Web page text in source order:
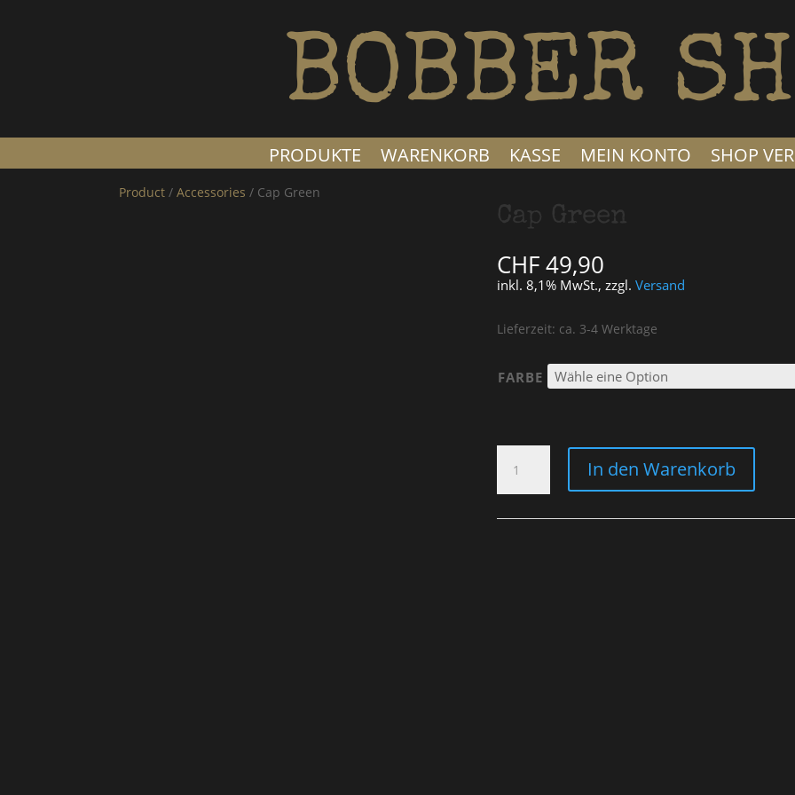
BOBBER
PRODUKTE WARENKORB KASSE MEIN KONTO SHOP
Product /Accessories / Cap Green
Cap Green
CHF49,90
inkl. 8,1% MwSt., zzgl. Versand
Lieferzeit: ca. 3-4 Werktage
FARBE
GREEN
MENGE
In den Warenkorb